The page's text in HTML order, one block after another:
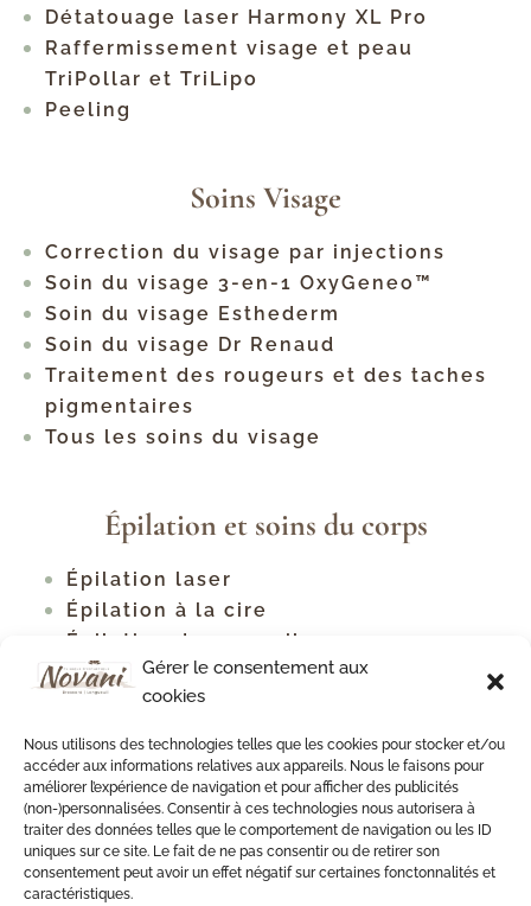
Gérer le consentement aux
cookies
Nous utilisons des technologies telles que les cookies pour stocker et/ou
accéder aux informations relatives aux appareils. Nous le faisons pour
améliorer l’expérience de navigation et pour afficher des publicités
(non-)personnalisées. Consentir à ces technologies nous autorisera à
traiter des données telles que le comportement de navigation ou les ID
uniques sur ce site. Le fait de ne pas consentir ou de retirer son
consentement peut avoir un effet négatif sur certaines fonctonnalités et
caractéristiques.
Détatouage laser Harmony XL Pro
Raffermissement visage et peau
TriPollar et TriLipo
Peeling
Soins Visage
Correction du visage par injections
Soin du visage 3-en-1 OxyGeneo™
Soin du visage Esthederm
Soin du visage Dr Renaud
Traitement des rougeurs et des taches
pigmentaires
Tous les soins du visage
Épilation et soins du corps
Épilation laser
Épilation à la cire
Épilation des sourcils
Tous les types d'épilation
Traitement contre la cellulite
Raffermissement corporel
Soins du cou et du décolleté
Soin du dos
Soin du dos antiacné